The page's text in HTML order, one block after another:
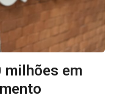
milhões em